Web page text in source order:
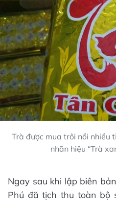
Trà được mua trôi nổi nhiều
nhãn hiệu “Trà
Ngay sau khi lập biên
Phú đã tịch thu toàn bộ